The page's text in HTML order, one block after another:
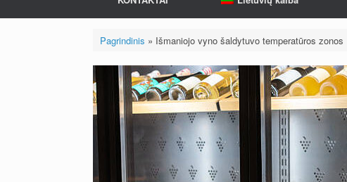
Pagrindinis » Išmaniojo vyno šaldytuvo temperatūros zonos